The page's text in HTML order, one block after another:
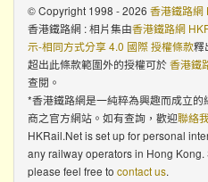
© Copyright 1998 - 2026 香港鐵路網
香港鐵路網 : 相片集由香港鐵路網
示-相同方式分享 4.0 國際 授權條款釋
超出此條款範圍外的授權可於香港鐵
查閱。
*香港鐵路網是一純粹為興趣而成立
商之官方網站。如有查詢，歡迎聯絡
HKRail.Net is set up for personal
any railway operators in Hong
please feel free to contact us.